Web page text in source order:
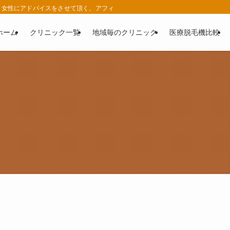
性にアドバイスをさせて頂く、アフィリエイト広告を利用したサイトです。 |
ーム クリニック一覧 地域毎のクリニック 医療脱毛機比較